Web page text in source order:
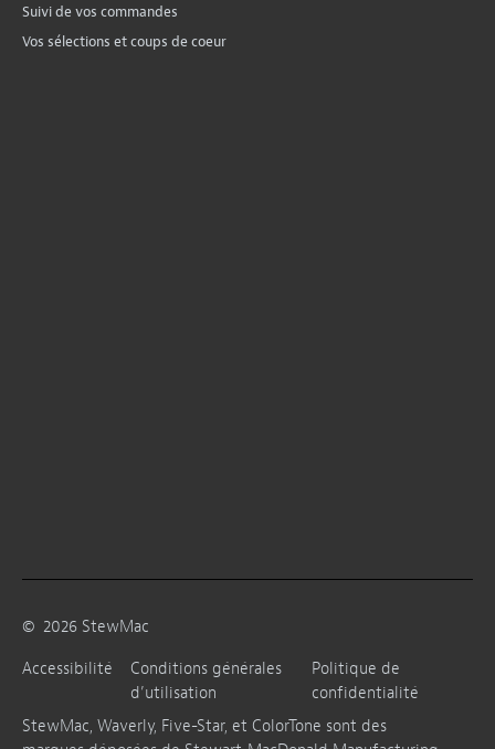
Suivi de vos commandes
Vos sélections et coups de coeur
© 2026 StewMac
Accessibilité
Conditions générales
d’utilisation
Politique de
confidentialité
StewMac, Waverly, Five-Star, et ColorTone sont des